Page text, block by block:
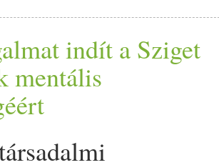
több kárt
vízgaz
sem tartja
Kényelmes
indít a Sziget
mentális